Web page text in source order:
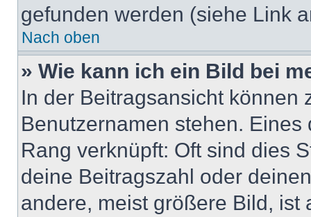
gefunden werden (siehe Link
Nach oben
» Wie kann ich ein Bild bei
In der Beitragsansicht können
Benutzernamen stehen.
Rang verknüpft: Oft sind dies
deine Beitragszahl oder
andere, meist größere Bild, ist